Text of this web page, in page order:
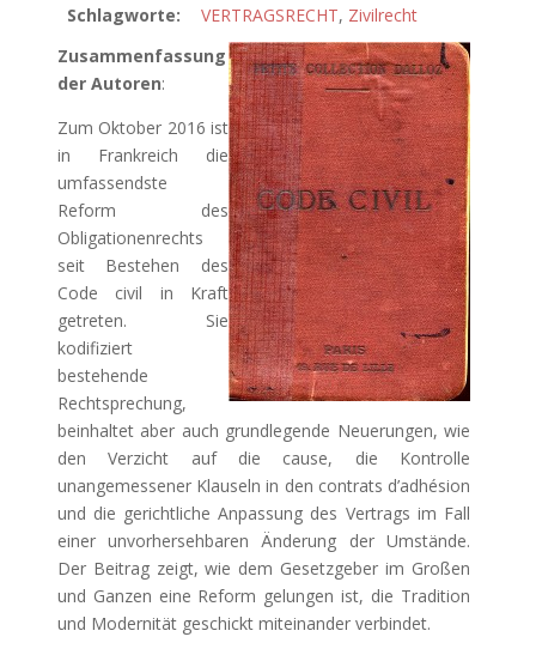
Schlagworte:
VERTRAGSRECHT, Zivilrecht
Zusammenfassung
der Autoren:
Zum Oktober 2016 ist
in Frankreich die
umfassendste
Reform des
Obligationenrechts
seit Bestehen des
Code civil in Kraft
getreten. Sie
kodifiziert
bestehende
Rechtsprechung,
beinhaltet aber auch grundlegende Neuerungen, wie
den Verzicht auf die cause, die Kontrolle
unangemessener Klauseln in den contrats d’adhésion
und die gerichtliche Anpassung des Vertrags im Fall
einer unvorhersehbaren Änderung der Umstände.
Der Beitrag zeigt, wie dem Gesetzgeber im Großen
und Ganzen eine Reform gelungen ist, die Tradition
und Modernität geschickt miteinander verbindet.